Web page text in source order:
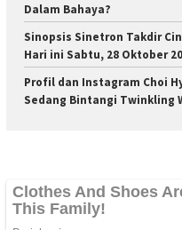
Dalam Bahaya?
Sinopsis Sinetron Takdir
Hari ini Sabtu, 28 Oktober
Profil dan Instagram Choi
Sedang Bintangi Twinkling